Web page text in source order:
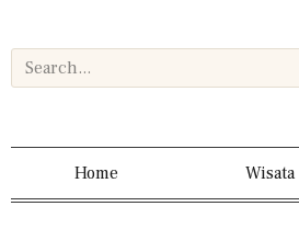
Home Wisata